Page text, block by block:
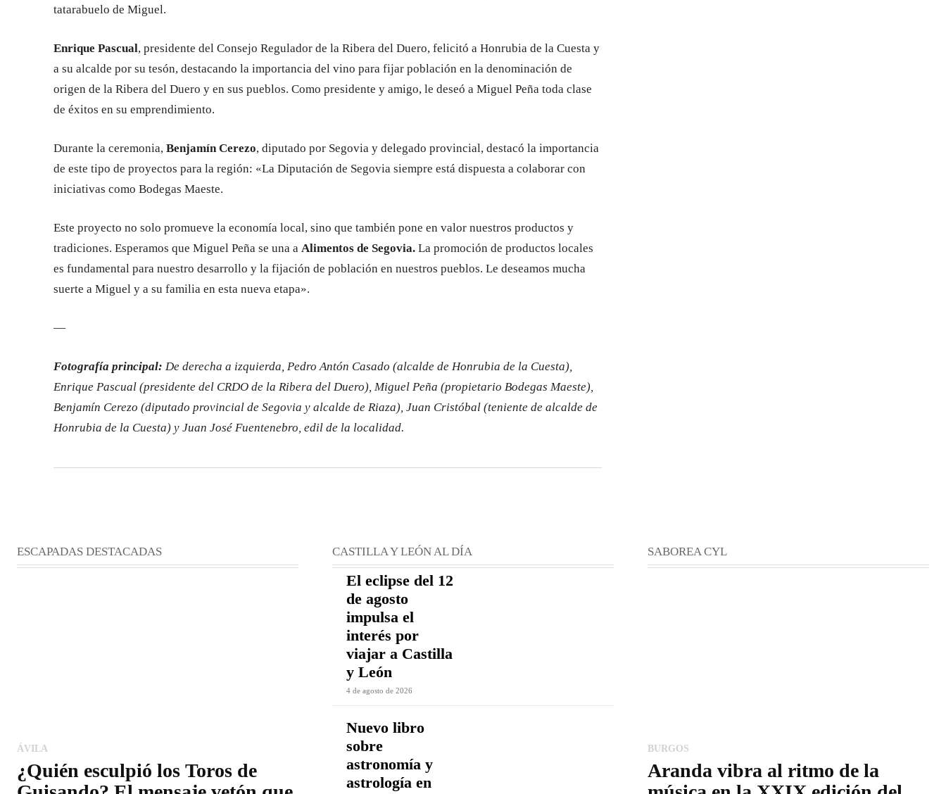
tatarabuelo de Miguel.
Enrique Pascual, presidente del Consejo Regulador de la Ribera del Duero, felicitó a Honrubia de la Cuesta y
a su alcalde por su tesón, destacando la importancia del vino para fijar población en la denominación de
origen de la Ribera del Duero y en sus pueblos. Como presidente y amigo, le deseó a Miguel Peña toda clase
de éxitos en su emprendimiento.
Durante la ceremonia, Benjamín Cerezo, diputado por Segovia y delegado provincial, destacó la importancia
de este tipo de proyectos para la región: «La Diputación de Segovia siempre está dispuesta a colaborar con
iniciativas como Bodegas Maeste.
Este proyecto no solo promueve la economía local, sino que también pone en valor nuestros productos y
tradiciones. Esperamos que Miguel Peña se una a Alimentos de Segovia. La promoción de productos locales
es fundamental para nuestro desarrollo y la fijación de población en nuestros pueblos. Le deseamos mucha
suerte a Miguel y a su familia en esta nueva etapa».
—
Fotografía principal: De derecha a izquierda, Pedro Antón Casado (alcalde de Honrubia de la Cuesta),
Enrique Pascual (presidente del CRDO de la Ribera del Duero), Miguel Peña (propietario Bodegas Maeste),
Benjamín Cerezo (diputado provincial de Segovia y alcalde de Riaza), Juan Cristóbal (teniente de alcalde de
Honrubia de la Cuesta) y Juan José Fuentenebro, edil de la localidad.
ESCAPADAS DESTACADAS
ÁVILA
¿Quién esculpió los Toros de
CASTILLA Y LEÓN AL DÍA
El eclipse del 12
de agosto
impulsa el
interés por
viajar a Castilla
y León
4 de agosto de 2026
Nuevo libro
sobre
astronomía y
astrología en
SABOREA CYL
BURGOS
Aranda vibra al ritmo de la